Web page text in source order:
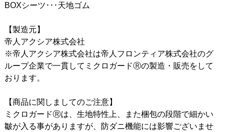
BOXシーツ･･･天地ゴム
【製造元】
帝人アクシア株式会社
※帝人アクシア株式会社は帝人フロンティア株式会社のグ
ループ企業で一貫してミクロガードⓇの製造・販売をして
おります。
【商品に関しましてのご注意】
ミクロガードⓇは、生地特性上、また梱包の段階で細かい
皺が入る事がありますが、防ダニ機能には影響ございませ